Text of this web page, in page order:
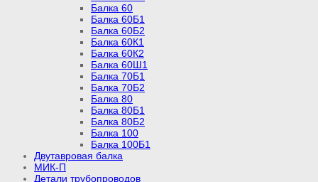
Балка 60
Балка 60Б1
Балка 60Б2
Балка 60К1
Балка 60К2
Балка 60Ш1
Балка 70Б1
Балка 70Б2
Балка 80
Балка 80Б1
Балка 80Б2
Балка 100
Балка 100Б1
Двутавровая балка
МИК-П
Детали трубопроводов